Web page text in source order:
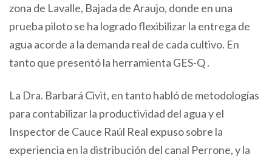
zona de Lavalle, Bajada de Araujo, donde en una
prueba piloto se ha logrado flexibilizar la entrega de
agua acorde a la demanda real de cada cultivo. En
tanto que presentó la herramienta GES-Q .
La Dra. Barbará Civit, en tanto habló de metodologías
para contabilizar la productividad del agua y el
Inspector de Cauce Raúl Real expuso sobre la
experiencia en la distribución del canal Perrone, y la